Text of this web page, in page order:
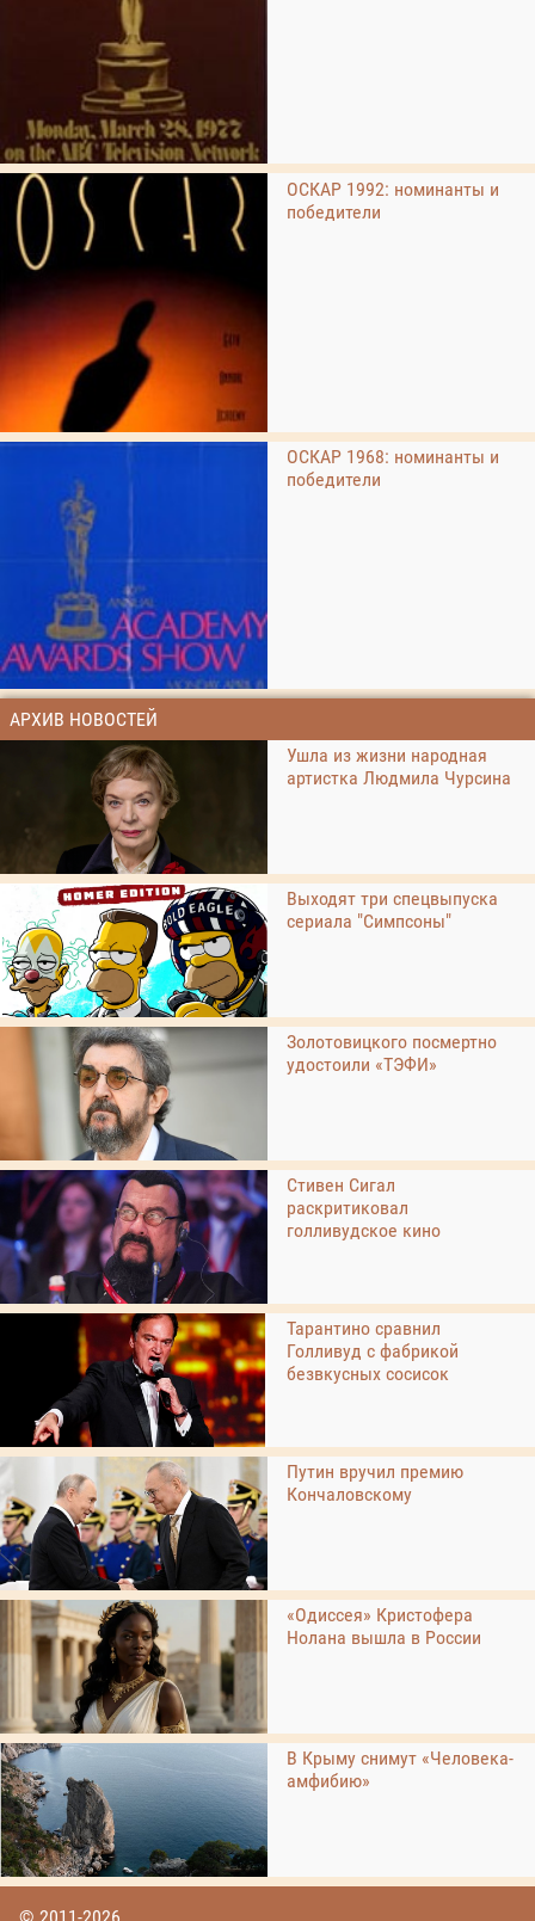
ОСКАР 1992: номинанты и
победители
ОСКАР 1968: номинанты и
победители
АРХИВ НОВОСТЕЙ
Ушла из жизни народная
артистка Людмила Чурсина
Выходят три спецвыпуска
сериала "Симпсоны"
Золотовицкого посмертно
удостоили «ТЭФИ»
Стивен Сигал
раскритиковал
голливудское кино
Тарантино сравнил
Голливуд с фабрикой
безвкусных сосисок
Путин вручил премию
Кончаловскому
«Одиссея» Кристофера
Нолана вышла в России
В Крыму снимут «Человека-
амфибию»